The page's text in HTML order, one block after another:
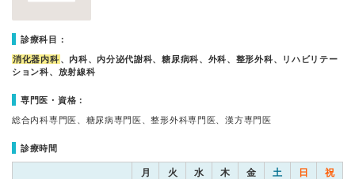
診療科目：
消化器内科 、内科、内分泌代謝科、糖尿病科、外科、整形外科、リハビリテー
ション科、放射線科
専門医・資格：
総合内科専門医、糖尿病専門医、整形外科専門医、漢方専門医
診療時間
月 火 水 木 金 土 日 祝